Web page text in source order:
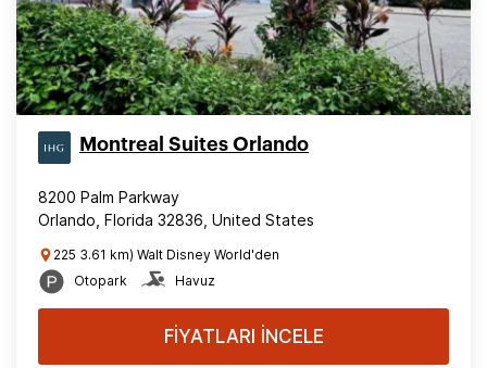
Montreal Suites Orlando
8200 Palm Parkway
Orlando, Florida 32836, United States
225 3.61 km) Walt Disney World'den
Otopark
Havuz
FİYATLARI İNCELE